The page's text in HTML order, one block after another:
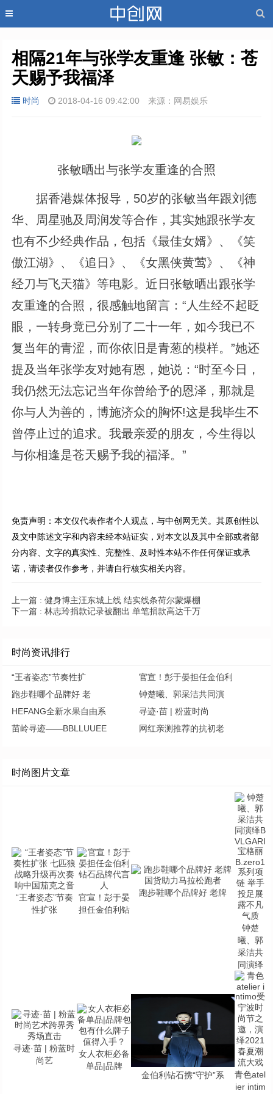
✕
相隔21年与张学友重逢 张敏：苍
天赐予我福泽
时尚 2018-04-16 09:42:00 来源：网易娱乐
张敏晒出与张学友重逢的合照
据香港媒体报导，50岁的张敏当年跟刘德
华、周星驰及周润发等合作，其实她跟张学友
也有不少经典作品，包括《最佳女婿》、《笑
傲江湖》、《追日》、《女黑侠黄莺》、《神
经刀与飞天猫》等电影。近日张敏晒出跟张学
友重逢的合照，很感触地留言：“人生经不起眨
眼，一转身竟已分别了二十一年，如今我已不
复当年的青涩，而你依旧是青葱的模样。”她还
提及当年张学友对她有恩，她说：“时至今日，
我仍然无法忘记当年你曾给予的恩泽，那就是
你与人为善的，博施济众的胸怀!这是我毕生不
曾停止过的追求。我最亲爱的朋友，今生得以
与你相逢是苍天赐予我的福泽。”
免责声明：本文仅代表作者个人观点，与中创网无关。其原创性以
及文中陈述文字和内容未经本站证实，对本文以及其中全部或者部
分内容、文字的真实性、完整性、及时性本站不作任何保证或承
诺，请读者仅作参考，并请自行核实相关内容。
上一篇 : 健身博主汪东城上线 结实线条荷尔蒙爆棚
下一篇 : 林志玲捐款记录被翻出 单笔捐款高达千万
时尚资讯排行
“王者姿态”节奏性扩
官宣！彭于晏担任金伯利
跑步鞋哪个品牌好 老
钟楚曦、郭采洁共同演
HEFANG全新水果自由系
寻迹·苗 | 粉蓝时尚
苗岭寻迹——BBLLUUEE
网红亲测推荐的抗初老
时尚图片文章
“王者姿态”节奏
性扩张
官宣！彭于晏
担任金伯利钻
跑步鞋哪个品牌好 老牌
钟楚
曦、郭
采洁共
同演绎
寻迹·苗 | 粉蓝时
尚艺
女人衣柜必备
单品|品牌
金伯利钻石携“守护”系
青色atel
ier intim